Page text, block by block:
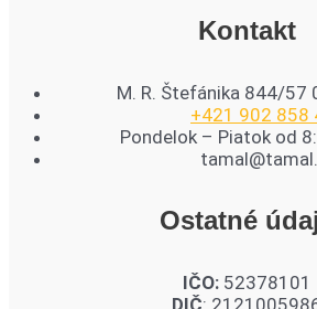
Kontakt
M. R. Štefánika 844/57
+421 902 858
Pondelok – Piatok od
Ostatné
IČO:52378101
DIČ: